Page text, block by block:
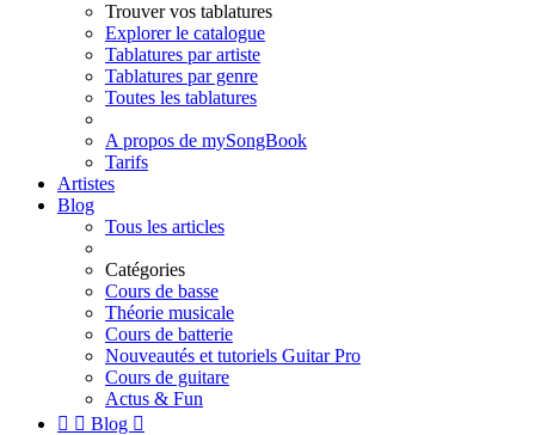
Trouver vos tablatures
Explorer le catalogue
Tablatures par artiste
Tablatures par genre
Toutes les tablatures
A propos de mySongBook
Tarifs
Artistes
Blog
Tous les articles
Catégories
Cours de basse
Théorie musicale
Cours de batterie
Nouveautés et tutoriels Guitar Pro
Cours de guitare
Actus & Fun
  Blog 